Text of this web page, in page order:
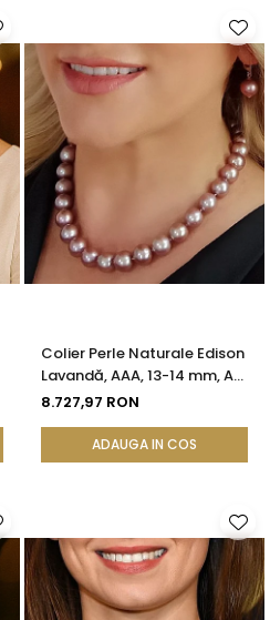
Colier Perle Naturale Edison
Lavandă, AAA, 13-14 mm, Aur
Alb 14K | KASKADDA®
8.727,97 RON
ADAUGA IN COS